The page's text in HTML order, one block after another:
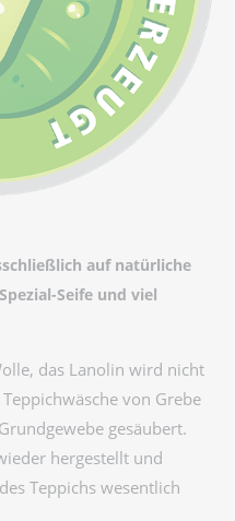
auf natürliche
Seife und viel
das Lanolin wird nicht
von Grebe
gesäubert.
hergestellt und
Teppichs wesentlich